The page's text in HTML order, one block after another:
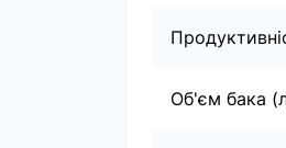
Об'єм бака